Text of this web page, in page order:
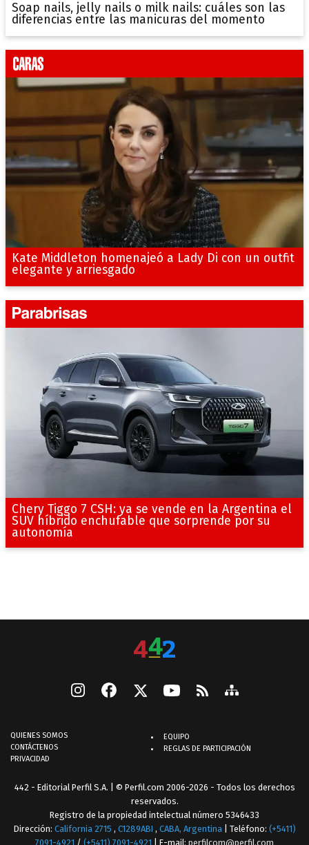
Soap nails, jelly nails o milk nails: cuáles son las
diferencias entre las manicuras del momento
Kate Middleton homenajeó a Lady Di con un outfit
elegante y arriesgado
Chery Tiggo 7 CSH: ya se vende en la Argentina el
SUV híbrido enchufable que sorprende por su
autonomía
QUIENES SOMOS
CONTÁCTENOS
PRIVACIDAD
EQUIPO
REGLAS DE PARTICIPACIÓN
442 - Editorial Perfil S.A. | © Perfil.com 2006-2026 - Todos los derechos
reservados.
Registro de la propiedad intelectual número 5346433
Dirección: California 2715 , C1289ABI , CABA, Argentina | Teléfono: (+5411)
7091-4921 / (+5411) 7091-4921 | E-mail: perfilcom@perfil.com